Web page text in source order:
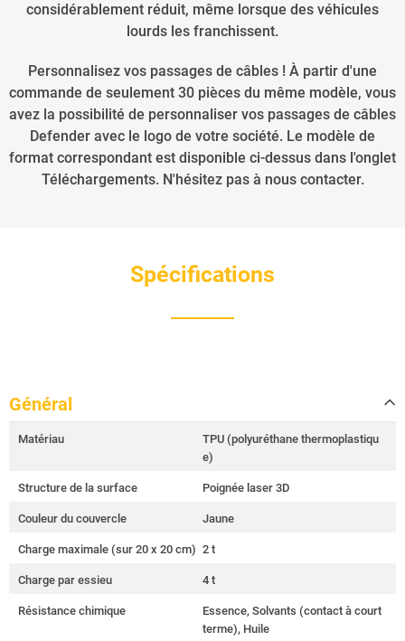
considérablement réduit, même lorsque des véhicules
lourds les franchissent.
Personnalisez vos passages de câbles ! À partir d'une
commande de seulement 30 pièces du même modèle, vous
avez la possibilité de personnaliser vos passages de câbles
Defender avec le logo de votre société. Le modèle de
format correspondant est disponible ci-dessus dans l'onglet
Téléchargements. N'hésitez pas à nous contacter.
Spécifications
Général
Matériau
TPU (polyuréthane thermoplastiqu
e)
Structure de la surface Poignée laser 3D
Couleur du couvercle Jaune
Charge maximale (sur 20 x 20 cm) 2 t
Charge par essieu 4 t
Résistance chimique
Essence, Solvants (contact à court
terme), Huile